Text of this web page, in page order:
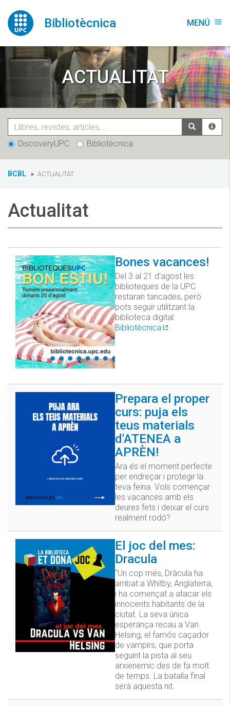
contingut
Bibliotècnica MENÚ menu
ACTUALITAT
DiscoveryUPC Bibliotècnica
You
BCBL ACTUALITAT
Actualitat
Bones vacances!
Del 3 al 21 d'agost les
biblioteques de la UPC
restaran tancades, però
pots seguir utilitzant la
biblioteca digital:
Bibliotècnica
Prepara el proper
curs: puja els
teus materials
d'ATENEA a
APRÈN!
Ara és el moment perfecte
per endreçar i protegir la
teva feina. Vols començar
les vacances amb els
deures fets i deixar el curs
realment rodó?
El joc del mes:
Dracula
"Un cop més, Dràcula ha
arribat a Whitby, Anglaterra,
i ha començat a atacar els
innocents habitants de la
ciutat. La seva única
esperança recau a Van
Helsing, el famós caçador
de vampirs, que porta
seguint la pista al seu
arxienemic des de fa molt
de temps. La batalla final
serà aquesta nit.